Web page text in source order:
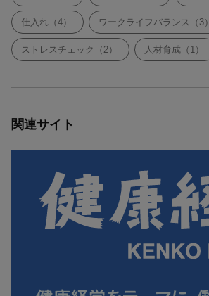
仕入れ（4） ワークライフバランス（3）
ストレスチェック（2） 人材育成（1）
関連サイト